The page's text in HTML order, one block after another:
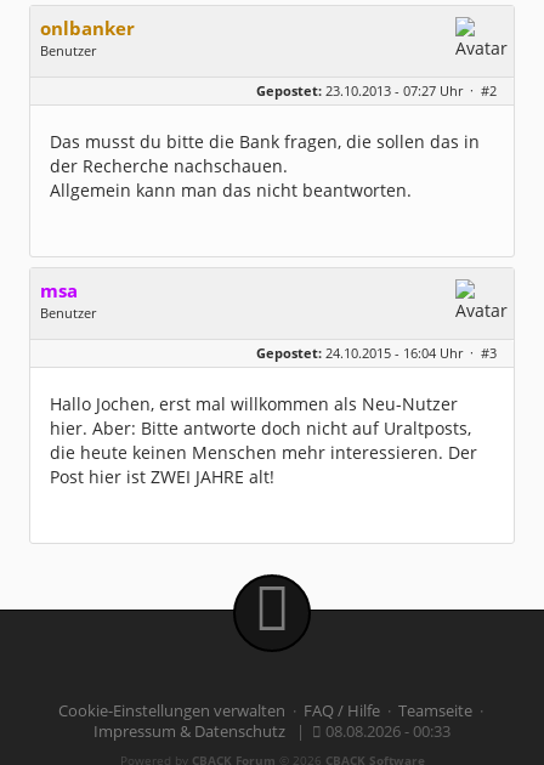
onlbanker
Benutzer
Dabei seit:
05 / 2013
Gepostet: 23.10.2013 - 07:27 Uhr · #2
Das musst du bitte die Bank fragen, die sollen das in
der Recherche nachschauen.
Allgemein kann man das nicht beantworten.
msa
Benutzer
Geschlecht:
Alter:
63
Dabei seit:
03 / 2007
Gepostet: 24.10.2015 - 16:04 Uhr · #3
Hallo Jochen, erst mal willkommen als Neu-Nutzer
hier. Aber: Bitte antworte doch nicht auf Uraltposts,
die heute keinen Menschen mehr interessieren. Der
Post hier ist ZWEI JAHRE alt!
Cookie-Einstellungen verwalten · FAQ / Hilfe· Teamseite·
Impressum & Datenschutz | 08.08.2026 - 00:33
Powered by CBACK Forum © 2026 CBACK Software